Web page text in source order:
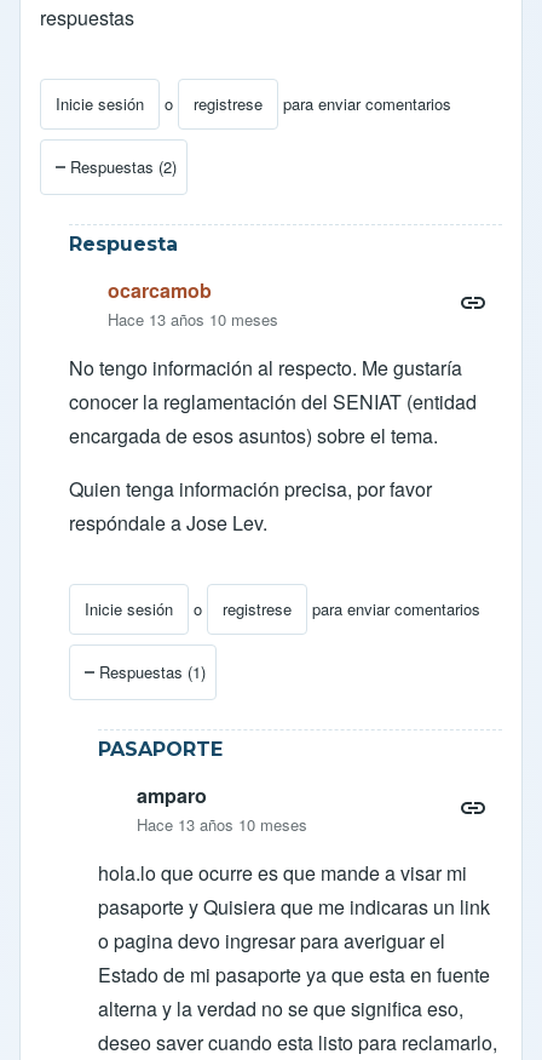
respuestas
Inicie sesión o registrese para enviar comentarios
Respuestas (2)
Respuesta
ocarcamob
Hace 13 años 10 meses
No tengo información al respecto. Me gustaría
conocer la reglamentación del SENIAT (entidad
encargada de esos asuntos) sobre el tema.
Quien tenga información precisa, por favor
respóndale a Jose Lev.
Inicie sesión o registrese para enviar comentarios
En respuesta anacionalizar un carro en venezuela
Respuestas (1)
PASAPORTE
amparo
Hace 13 años 10 meses
hola.lo que ocurre es que mande a visar mi
pasaporte y Quisiera que me indicaras un link
o pagina devo ingresar para averiguar el
Estado de mi pasaporte ya que esta en fuente
alterna y la verdad no se que significa eso,
deseo saver cuando esta listo para reclamarlo,